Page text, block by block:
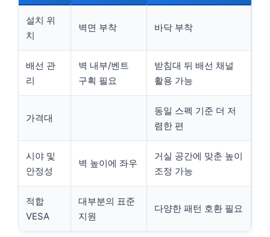
설치 위
치
벽면 부착 바닥 부착
배선 관
리
벽 내부/벤트
구획 필요
받침대 뒤 배선 채널
활용 가능
가격대
동일 스펙 기준 더 저
렴한 편
시야 및
안정성
벽 높이에 좌우
거실 공간에 맞춘 높이
조정 가능
적합
VESA
대부분의 표준
지원
다양한 패턴 호환 필요